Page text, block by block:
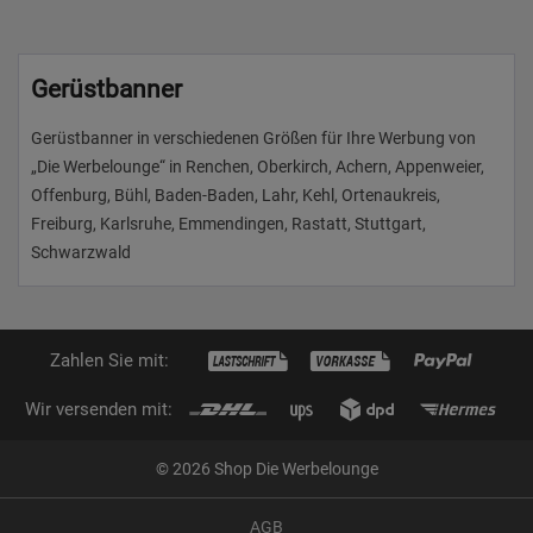
Gerüstbanner
Gerüstbanner in verschiedenen Größen für Ihre Werbung von
„Die Werbelounge“ in Renchen, Oberkirch, Achern, Appenweier,
Offenburg, Bühl, Baden-Baden, Lahr, Kehl, Ortenaukreis,
Freiburg, Karlsruhe, Emmendingen, Rastatt, Stuttgart,
Schwarzwald
Zahlen Sie mit:
Wir versenden mit:
© 2026 Shop Die Werbelounge
AGB